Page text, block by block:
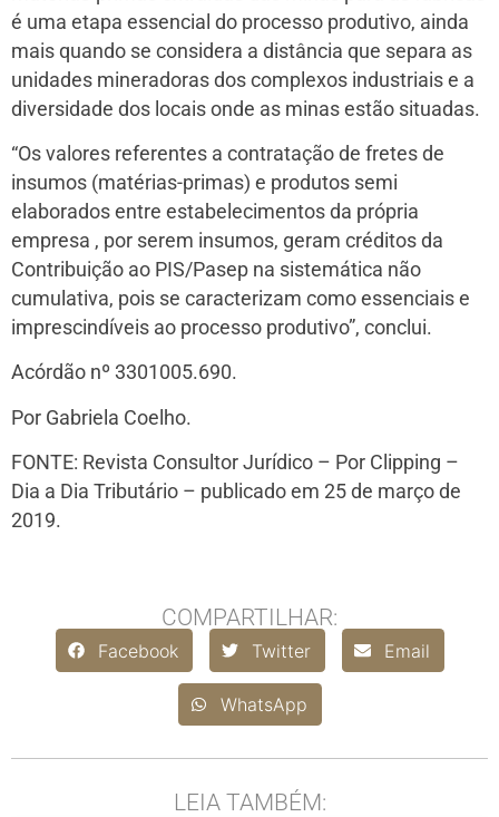
é uma etapa essencial do processo produtivo, ainda
mais quando se considera a distância que separa as
unidades mineradoras dos complexos industriais e a
diversidade dos locais onde as minas estão situadas.
“Os valores referentes a contratação de fretes de
insumos (matérias-­primas) e produtos semi
elaborados entre estabelecimentos da própria
empresa , por serem insumos, geram créditos da
Contribuição ao PIS/Pasep na sistemática não
cumulativa, pois se caracterizam como essenciais e
imprescindíveis ao processo produtivo”, conclui.
Acórdão nº 3301­005.690.
Por Gabriela Coelho.
FONTE: Revista Consultor Jurídico – Por Clipping –
Dia a Dia Tributário – publicado em 25 de março de
2019.
COMPARTILHAR:
Facebook Twitter Email
WhatsApp
LEIA TAMBÉM: